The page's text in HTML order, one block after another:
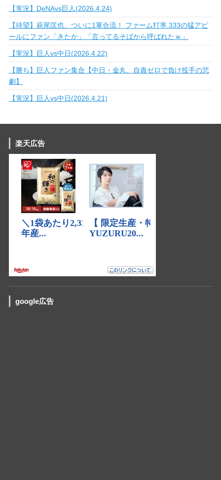
【実況】DeNAvs巨人(2026.4.24)
【待望】萩尾匡也、ついに1軍合流！ ファーム打率.333の猛アピ
ールにファン「きたか」「言ってるそばから呼ばれたｗ」
【実況】巨人vs中日(2026.4.22)
【勝ち】巨人ファン集合【中日・金丸、自責ゼロで負け投手の悲
劇】
【実況】巨人vs中日(2026.4.21)
楽天広告
google広告